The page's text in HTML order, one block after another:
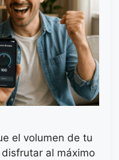
el volumen de tu
al máximo